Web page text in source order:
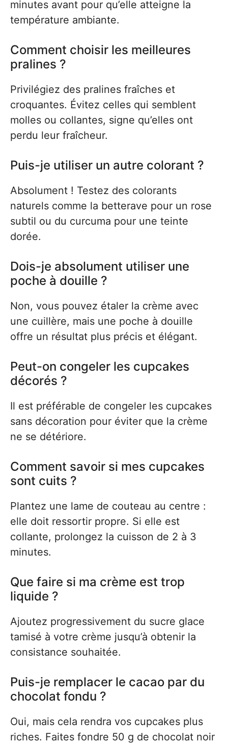
minutes avant pour qu’elle atteigne la
température ambiante.
Comment choisir les meilleures
pralines ?
Privilégiez des pralines fraîches et
croquantes. Évitez celles qui semblent
molles ou collantes, signe qu’elles ont
perdu leur fraîcheur.
Puis-je utiliser un autre colorant ?
Absolument ! Testez des colorants
naturels comme la betterave pour un rose
subtil ou du curcuma pour une teinte
dorée.
Dois-je absolument utiliser une
poche à douille ?
Non, vous pouvez étaler la crème avec
une cuillère, mais une poche à douille
offre un résultat plus précis et élégant.
Peut-on congeler les cupcakes
décorés ?
Il est préférable de congeler les cupcakes
sans décoration pour éviter que la crème
ne se détériore.
Comment savoir si mes cupcakes
sont cuits ?
Plantez une lame de couteau au centre :
elle doit ressortir propre. Si elle est
collante, prolongez la cuisson de 2 à 3
minutes.
Que faire si ma crème est trop
liquide ?
Ajoutez progressivement du sucre glace
tamisé à votre crème jusqu’à obtenir la
consistance souhaitée.
Puis-je remplacer le cacao par du
chocolat fondu ?
Oui, mais cela rendra vos cupcakes plus
riches. Faites fondre 50 g de chocolat noir